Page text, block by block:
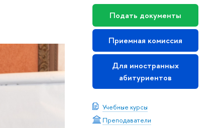
Подать документы
Приемная комиссия
Для иностранных
абитуриентов
Учебные курсы
Преподаватели